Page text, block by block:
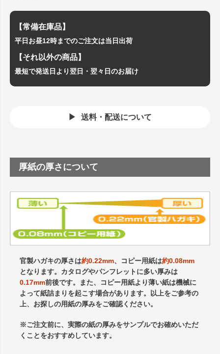
【常備在庫品】
平日お昼12時までのご注文は当日出荷
【それ以外の商品】
最短で発送日より翌日・翌々日のお届け
送料・配送について
厚紙の厚さについて
官製ハガキの厚さは約0.22mm、コピー用紙は約0.08mm
となります。カタログやパンフレットに多い厚みは
0.17mm前後です。また、コピー用紙より薄い紙は機械に
よって紙詰まりを起こす場合があります。以上をご参考の
上、お探しの用紙の厚みをご確認ください。
※ご注文前に、実際の紙の厚みをサンプルでお確めいただ
くことをおすすめしています。